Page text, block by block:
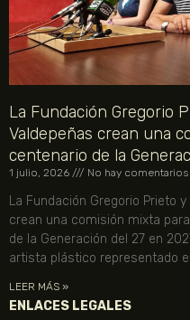
La Fundación Gregorio
Valdepeñas crean una
centenario de la
1 julio, 2026 No hay comentarios
La Fundación Gregorio Prieto
crean una comisión mixta
de la Generación del 27 en
artista plástico representado
LEER MÁS »
ENLACES LEGALES